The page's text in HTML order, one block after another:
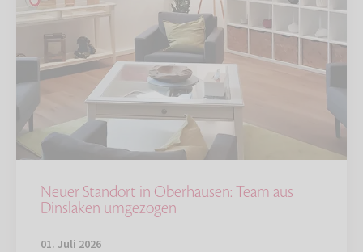
Neuer Standort in Oberhausen: Team aus
Dinslaken umgezogen
01. Juli 2026